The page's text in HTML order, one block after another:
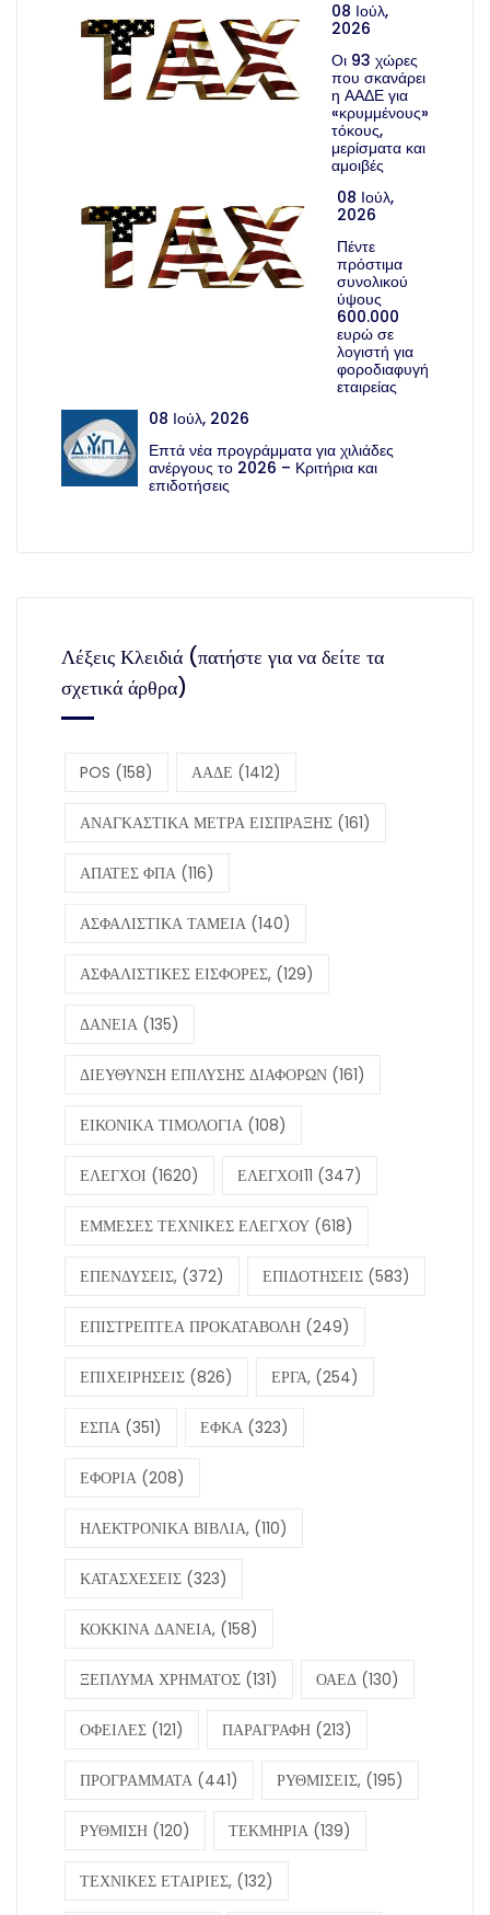
08 Ιούλ,
2026
Οι 93 χώρες
που σκανάρει
η ΑΑΔΕ για
«κρυμμένους»
τόκους,
μερίσματα και
αμοιβές
08 Ιούλ,
2026
Πέντε
πρόστιμα
συνολικού
ύψους
600.000
ευρώ σε
λογιστή για
φοροδιαφυγή
εταιρείας
08 Ιούλ, 2026
Επτά νέα προγράμματα για χιλιάδες
ανέργους το 2026 – Κριτήρια και
επιδοτήσεις
Λέξεις Κλειδιά (πατήστε για να δείτε τα
σχετικά άρθρα)
POS (158) ΑΑΔΕ (1412)
ΑΝΑΓΚΑΣΤΙΚΑ ΜΕΤΡΑ ΕΙΣΠΡΑΞΗΣ (161)
ΑΠΑΤΕΣ ΦΠΑ (116)
ΑΣΦΑΛΙΣΤΙΚΑ ΤΑΜΕΙΑ (140)
ΑΣΦΑΛΙΣΤΙΚΕΣ ΕΙΣΦΟΡΕΣ, (129)
ΔΑΝΕΙΑ (135)
ΔΙΕΥΘΥΝΣΗ ΕΠΙΛΥΣΗΣ ΔΙΑΦΟΡΩΝ (161)
ΕΙΚΟΝΙΚΑ ΤΙΜΟΛΟΓΙΑ (108)
ΕΛΕΓΧΟΙ (1620) ΕΛΕΓΧΟΙ11 (347)
ΕΜΜΕΣΕΣ ΤΕΧΝΙΚΕΣ ΕΛΕΓΧΟΥ (618)
ΕΠΕΝΔΥΣΕΙΣ, (372) ΕΠΙΔΟΤΗΣΕΙΣ (583)
ΕΠΙΣΤΡΕΠΤΕΑ ΠΡΟΚΑΤΑΒΟΛΗ (249)
ΕΠΙΧΕΙΡΗΣΕΙΣ (826) ΕΡΓΑ, (254)
ΕΣΠΑ (351) ΕΦΚΑ (323)
ΕΦΟΡΙΑ (208)
ΗΛΕΚΤΡΟΝΙΚΑ ΒΙΒΛΙΑ, (110)
ΚΑΤΑΣΧΕΣΕΙΣ (323)
ΚΟΚΚΙΝΑ ΔΑΝΕΙΑ, (158)
ΞΕΠΛΥΜΑ ΧΡΗΜΑΤΟΣ (131) ΟΑΕΔ (130)
ΟΦΕΙΛΕΣ (121) ΠΑΡΑΓΡΑΦΗ (213)
ΠΡΟΓΡΑΜΜΑΤΑ (441) ΡΥΘΜΙΣΕΙΣ, (195)
ΡΥΘΜΙΣΗ (120) ΤΕΚΜΗΡΙΑ (139)
ΤΕΧΝΙΚΕΣ ΕΤΑΙΡΙΕΣ, (132)